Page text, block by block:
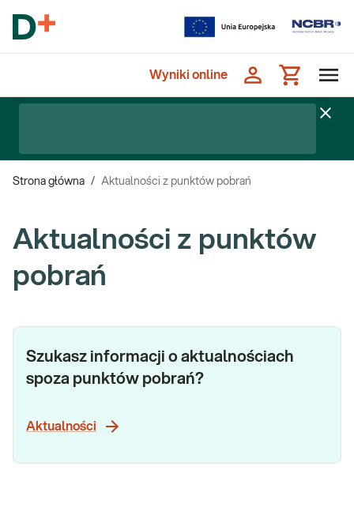
Wyniki online
Strona główna / Aktualności z punktów pobrań
Aktualności z punktów
pobrań
Szukasz informacji o aktualnościach
spoza punktów pobrań?
Aktualności